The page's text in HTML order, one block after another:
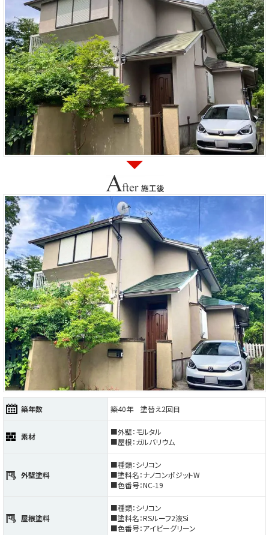
築年数 築40年 塗替え2回目
素材
■外壁：モルタル
■屋根：ガルバリウム
外壁塗料
■種類：シリコン
■塗料名：ナノコンポジットW
■色番号：NC-19
屋根塗料
■種類：シリコン
■塗料名：RSルーフ2液Si
■色番号：アイビーグリーン